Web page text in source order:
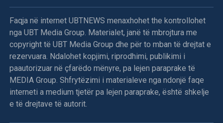
Faqja në internet UBTNEWS menaxhohet the kontrollohet
nga UBT Media Group. Materialet, janë të mbrojtura me
copyright të UBT Media Group dhe për to mban të drejtat e
rezervuara. Ndalohet kopjimi, riprodhimi, publikimi i
paautorizuar në çfarëdo mënyre, pa lejen paraprake të
MEDIA Group. Shfrytëzimi i materialeve nga ndonjë faqe
interneti a medium tjetër pa lejen paraprake, është shkelje
e të drejtave të autorit.